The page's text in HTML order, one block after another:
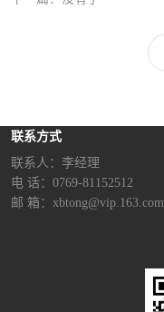
联系方式
联系人：李经理‬
电 话：0769-81152512
邮 箱：xbtong@vip.163.com